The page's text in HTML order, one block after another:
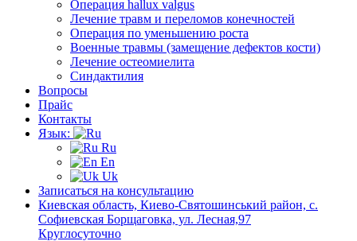
Операция hallux valgus
Лечение травм и переломов конечностей
Операция по уменьшению роста
Военные травмы (замещение дефектов кости)
Лечение остеомиелита
Синдактилия
Вопросы
Прайс
Контакты
Язык:
Ru
En
Uk
Записаться на консультацию
Киевская область, Киево-Святошинський район, с.
Софиевская Борщаговка, ул. Лесная,97
Круглосуточно